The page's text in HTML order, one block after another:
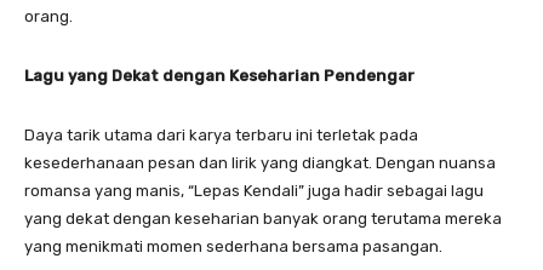
orang.
Lagu yang Dekat dengan Keseharian Pendengar
​Daya tarik utama dari karya terbaru ini terletak pada
kesederhanaan pesan dan lirik yang diangkat. Dengan nuansa
romansa yang manis, “Lepas Kendali” juga hadir sebagai lagu
yang dekat dengan keseharian banyak orang terutama mereka
yang menikmati momen sederhana bersama pasangan.